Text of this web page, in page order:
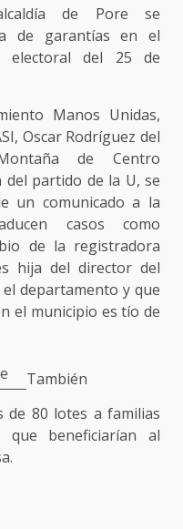
de Pore se
de garantías en el
electoral del 25 de
Manos Unidas,
Oscar Rodríguez del
de Centro
del partido de la U, se
un comunicado a la
casos como
de la registradora
hija del director del
departamento y que
el municipio es tío de
También
de 80 lotes a familias
beneficiarían al